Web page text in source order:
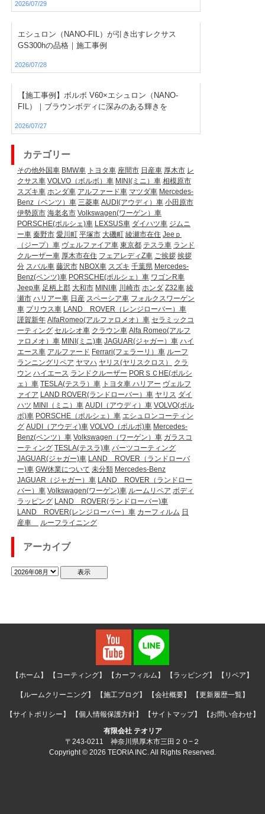
2026/07/29
エシュロン（NANO-FIL）が引き出すレクサス
GS300hの品格｜施工事例
2026/07/28
【施工事例】ボルボ V60×エシュロン（NANO-
FIL）｜ブラウンボディに深みのある輝きを
2026/07/27
カテゴリー
その他外国車 BMW車 トヨタ車 座間市 日産車 厚木市 レ
クサス車 VOLVO（ボルボ）車 MINI(ミニ）車 相模原市
スズキ車 ホンダ車 アルファード車 マツダ車 Mercedes-
Benz（ベンツ）車 三菱車 AUDI(アウディ）車 小田原市
伊勢原市 海老名市 Volkswagen(ワーゲン）車
PORSCHE(ポルシェ)車 LEXSUS車 ダイハツ車 ジムニ
ー車 秦野市 愛川町 平塚市 大磯町 綾瀬市在住 Jeeｐ
（ジープ）車 ヴェルファイア車 東京都 テスラ車 ランド
クルーザー車 厚木市在住 フェアレディZ車 ご挨拶 挨拶
分 スバル車 藤沢市 NBOX車 スズキ 千葉県 Mercedes-
Benz(ベンツ)車 PORSCHE(ポルシェ）車 ワゴンR車
Jeep車 足柄上郡 大和市 MINI車 川崎市 ホンダ Z32車 綾
瀬市 ハリアー車 日産 スペーシア車 フォルクスワーゲン
車 プリウス車 LAND ROVER（レンジローバー）車
謹賀新年 AlfaRomeo(アルファロメオ）車 セラミックコ
ーティング セルシオ車 クラウン車 Alfa Romeo(アルフ
ァロメオ）車 MINI(ミニ)車 JAGUAR(ジャガー）車 ハイ
エース車 アルファード Ferrari(フェラーリ）車 ルーフ
ランニングリペア ヤマハ ヤリス(ヤリスクロス）
クラ
ウン ハイエース ランドクルーザー PORＳＣHE(ポルシ
ェ）車 TESLA(テスラ）車 トヨタ車 ハリアー ヴェルフ
ァイア LAND ROVER(ランドローバー）車 ヤリス ダイ
ハツ MINI（ミニ）車 AUDI（アウディ）車 VOLVO(ボル
ボ)車 PORSCHE（ポルシェ）車 エシュロンコーティン
グ AUDI（アウディ)車 VOLVO（ボルボ)車 Mercedes-
Benz(ベンツ）車 Volkswagen（ワーゲン）車 ガラスコ
ーティング TESLA(テスラ)車 パーツコーティング
JAGUAR(ジャガー)車 LAND ROVER（ランドローバ
ー)車 GW休業について 未分類 Mercedes-Benz
JAGUAR（ジャガー）車 LAND ROVER（ランドロー
バー）車 Volkswagen(ワーゲン)車 ルームリペア ボディ
ラッピング LAND ROVER(ランドローバー)車
LAND ROVER(レンジローバー）車 カーフィルム 日
産車
ルーフライニング
アーカイブ
【ホーム】 【コーティング】 【カーフィルム】 【ラッピング】 【リペア】
【ルームクリーニング】 【施工ブログ】 【会社概要】 【更新履歴一覧】
【サイトポリシー】 【個人情報保護方針】 【サイトマップ】
【お問い合わせ】
有限会社 テオリア
〒243-0211 神奈川県厚木市三田２０−２
Copyright © 2026 TEORIA INC. All Rights Reserved.